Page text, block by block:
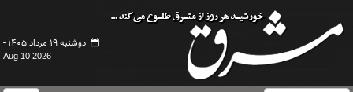
دوشنبه ۱۹ مرداد ۱۴۰۵ -
Aug 10 2026